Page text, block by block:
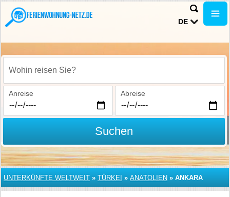
DE
Wohin reisen Sie?
Anreise Abreise
Suchen
UNTERKÜNFTE WELTWEIT » TÜRKEI » ANATOLIEN » ANKARA